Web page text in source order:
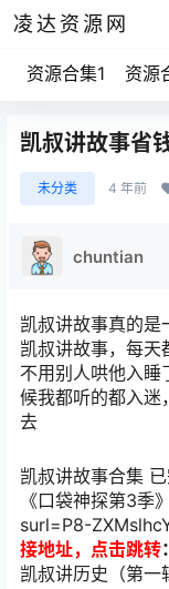
凌达资源网
资源合集1 资源
凯叔讲故事省
未分类 4 年前
chuntian
凯叔讲故事真的
凯叔讲故事，每天
不用别人哄他入睡
候我都听的都入迷
去
凯叔讲故事合集
《口袋神探第3
surl=P8-
接地址，点击跳转：
凯叔讲历史（第一